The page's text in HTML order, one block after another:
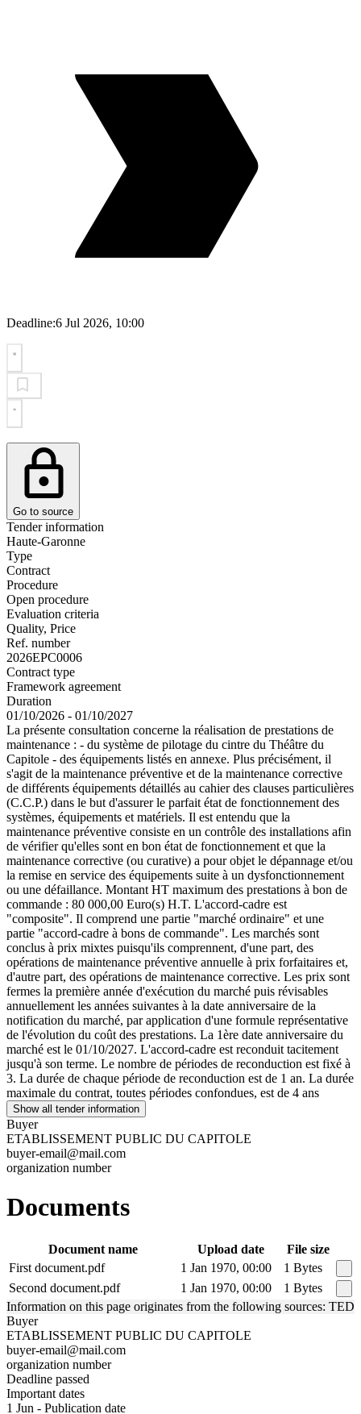
Deadline:6 Jul 2026, 10:00
Go to source
Tender information
Haute-Garonne
Type
Contract
Procedure
Open procedure
Evaluation criteria
Quality, Price
Ref. number
2026EPC0006
Contract type
Framework agreement
Duration
01/10/2026 - 01/10/2027
La présente consultation concerne la réalisation de prestations de
maintenance : - du système de pilotage du cintre du Théâtre du
Capitole - des équipements listés en annexe. Plus précisément, il
s'agit de la maintenance préventive et de la maintenance corrective
de différents équipements détaillés au cahier des clauses particulières
(C.C.P.) dans le but d'assurer le parfait état de fonctionnement des
systèmes, équipements et matériels. Il est entendu que la
maintenance préventive consiste en un contrôle des installations afin
de vérifier qu'elles sont en bon état de fonctionnement et que la
maintenance corrective (ou curative) a pour objet le dépannage et/ou
la remise en service des équipements suite à un dysfonctionnement
ou une défaillance. Montant HT maximum des prestations à bon de
commande : 80 000,00 Euro(s) H.T. L'accord-cadre est
"composite". Il comprend une partie "marché ordinaire" et une
partie "accord-cadre à bons de commande". Les marchés sont
conclus à prix mixtes puisqu'ils comprennent, d'une part, des
opérations de maintenance préventive annuelle à prix forfaitaires et,
d'autre part, des opérations de maintenance corrective. Les prix sont
fermes la première année d'exécution du marché puis révisables
annuellement les années suivantes à la date anniversaire de la
notification du marché, par application d'une formule représentative
de l'évolution du coût des prestations. La 1ère date anniversaire du
marché est le 01/10/2027. L'accord-cadre est reconduit tacitement
jusqu'à son terme. Le nombre de périodes de reconduction est fixé à
3. La durée de chaque période de reconduction est de 1 an. La durée
maximale du contrat, toutes périodes confondues, est de 4 ans
Show all tender information
Buyer
ETABLISSEMENT PUBLIC DU CAPITOLE
buyer-email@mail.com
organization number
Documents
Document name Upload date
File size
First document.pdf
1 Jan 1970, 00:00
1 Bytes
Second document.pdf
1 Jan 1970, 00:00
1 Bytes
Information on this page originates from the following sources: TED
Buyer
ETABLISSEMENT PUBLIC DU CAPITOLE
buyer-email@mail.com
organization number
Deadline passed
Important dates
1 Jun - Publication date